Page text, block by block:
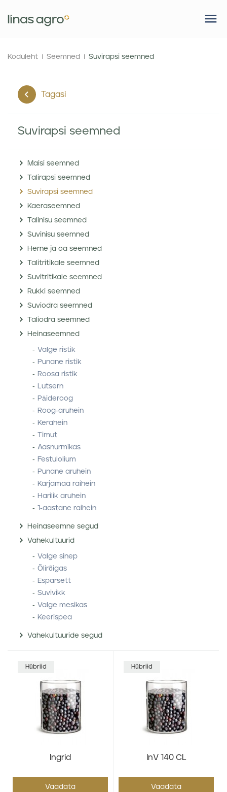
Koduleht Seemned Suvirapsi seemned
Tagasi
Suvirapsi seemned
Maisi seemned
Talirapsi seemned
Suvirapsi seemned
Kaeraseemned
Talinisu seemned
Suvinisu seemned
Herne ja oa seemned
Talitritikale seemned
Suvitritikale seemned
Rukki seemned
Suviodra seemned
Taliodra seemned
Heinaseemned
Valge ristik
Punane ristik
Roosa ristik
Lutsern
Päideroog
Roog-aruhein
Kerahein
Timut
Aasnurmikas
Festulolium
Punane aruhein
Karjamaa raihein
Harilik aruhein
1-aastane raihein
Heinaseemne segud
Vahekultuurid
Valge sinep
Õlirõigas
Esparsett
Suvivikk
Valge mesikas
Keerispea
Vahekultuuride segud
Hübriid
Ingrid
Vaadata
Hübriid
InV 140 CL
Vaadata